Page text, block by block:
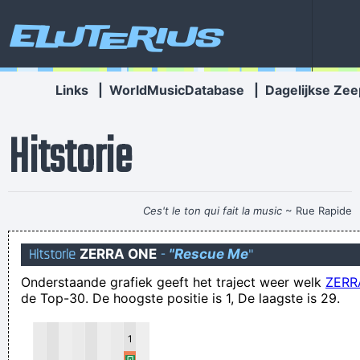
Eluterius
Links WorldMusicDatabase Dagelijkse
Hitstorie
Ces't le ton qui fait la music ~ Rue Rapide
I was there when this didn’t happen
En jij? Heb JIJ vandaag al iemand uitgelachen?
Erg goed, ik begon zelfs mijn hersenen te gebruiken toen ik
dit keek. Dat komt niet vaak voor!
which wasnt really that much of a turn on for me.
Hitstorie ZERRA ONE - "Rescue Me"
Onderstaande grafiek geeft het traject weer welk
de Top-30. De hoogste positie is 1, De laagste is 29.
1